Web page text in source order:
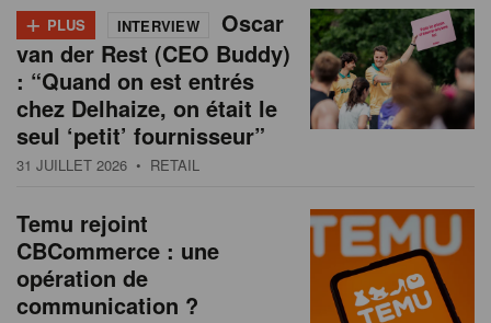
+ PLUS INTERVIEW
Oscar
van der Rest (CEO Buddy)
: “Quand on est entrés
chez Delhaize, on était le
seul ‘petit’ fournisseur”
31 JUILLET 2026 • RETAIL
Temu rejoint
CBCommerce : une
opération de
communication ?